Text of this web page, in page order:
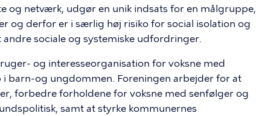
og netværk, udgør en unik indsats for en målgruppe,
og derfor er i særlig høj risiko for social isolation og
sociale og systemiske udfordringer.
og interesseorganisation for voksne med
i barn-og ungdommen. Foreningen arbejder for at
forbedre forholdene for voksne med senfølger og
samt at styrke kommunernes